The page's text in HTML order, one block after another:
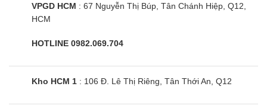
Với lợi thế hình thức bán trực tuyến, Điện Máy Siêu Rẻ chỉ
kiệm rất lớn chi phí mặt bằng, nhân viên. Vì thế các sản phẩm
thị lớn.
VPGD HCM : 67 Nguyễn Thị Búp, Tân Chánh Hiệp, Q12,
HCM
HOTLINE 0982.069.704
Kho HCM 1 : 106 Đ. Lê Thị Riêng, Tân Thới An, Q12